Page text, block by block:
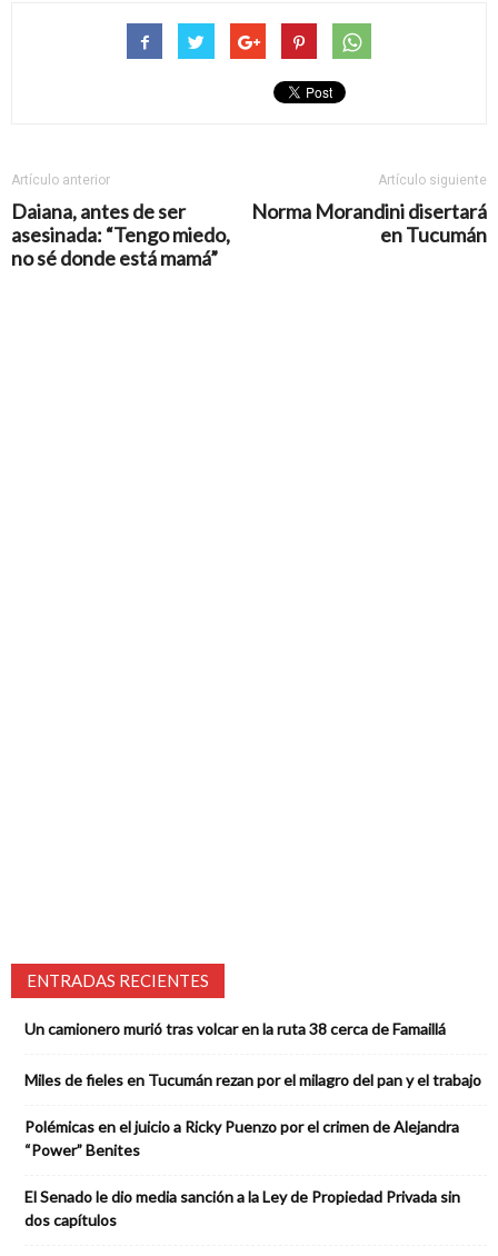
Artículo anterior
Daiana, antes de ser
asesinada: “Tengo miedo,
no sé donde está mamá”
Artículo siguiente
Norma Morandini disertará
en Tucumán
ENTRADAS RECIENTES
Un camionero murió tras volcar en la ruta 38 cerca de Famaillá
Miles de fieles en Tucumán rezan por el milagro del pan y el trabajo
Polémicas en el juicio a Ricky Puenzo por el crimen de Alejandra
“Power” Benites
El Senado le dio media sanción a la Ley de Propiedad Privada sin
dos capítulos